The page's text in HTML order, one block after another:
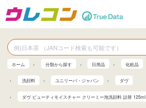
ホーム 分類から探す 日用品 化粧品
洗顔料 ユニリーバ・ジャパン ダヴ
ダヴ ビューティモイスチャー クリーミー泡洗顔料 詰替 125ml